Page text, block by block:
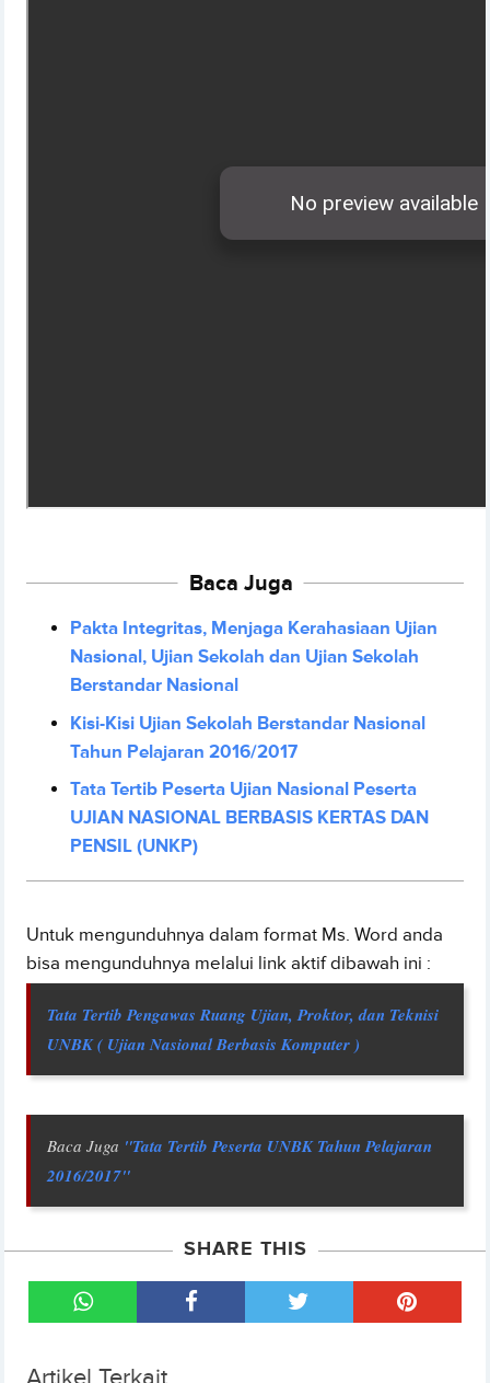
Baca Juga
Pakta Integritas, Menjaga Kerahasiaan Ujian
Nasional, Ujian Sekolah dan Ujian Sekolah
Berstandar Nasional
Kisi-Kisi Ujian Sekolah Berstandar Nasional
Tahun Pelajaran 2016/2017
Tata Tertib Peserta Ujian Nasional Peserta
UJIAN NASIONAL BERBASIS KERTAS DAN
PENSIL (UNKP)
Untuk mengunduhnya dalam format Ms. Word anda
bisa mengunduhnya melalui link aktif dibawah ini :
Tata Tertib Pengawas Ruang Ujian, Proktor, dan Teknisi
UNBK ( Ujian Nasional Berbasis Komputer )
Baca Juga "Tata Tertib Peserta UNBK Tahun Pelajaran
2016/2017"
SHARE THIS